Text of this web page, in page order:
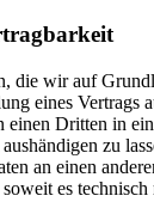
die wir auf
eines Vertrags
einen Dritten in
zu
an einen
es technisch